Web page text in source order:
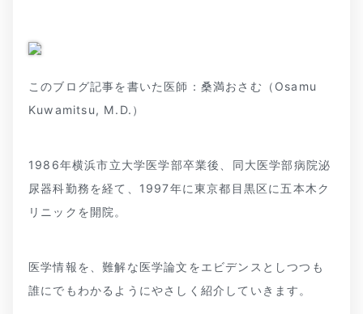
このブログ記事を書いた医師：桑満おさむ（Osamu
Kuwamitsu, M.D.）
1986年横浜市立大学医学部卒業後、同大医学部病院泌
尿器科勤務を経て、1997年に東京都目黒区に五本木ク
リニックを開院。
医学情報を、難解な医学論文をエビデンスとしつつも
誰にでもわかるようにやさしく紹介していきます。